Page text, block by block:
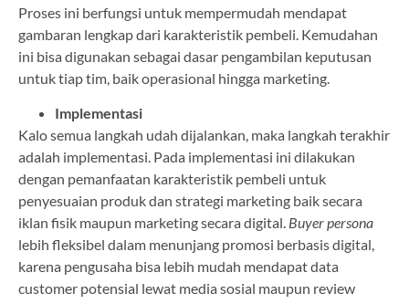
Proses ini berfungsi untuk mempermudah mendapat
gambaran lengkap dari karakteristik pembeli. Kemudahan
ini bisa digunakan sebagai dasar pengambilan keputusan
untuk tiap tim, baik operasional hingga marketing.
Implementasi
Kalo semua langkah udah dijalankan, maka langkah terakhir
adalah implementasi. Pada implementasi ini dilakukan
dengan pemanfaatan karakteristik pembeli untuk
penyesuaian produk dan strategi marketing baik secara
iklan fisik maupun marketing secara digital. Buyer persona
lebih fleksibel dalam menunjang promosi berbasis digital,
karena pengusaha bisa lebih mudah mendapat data
customer potensial lewat media sosial maupun review